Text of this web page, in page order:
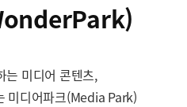
는 미디어 콘텐츠,
미디어파크(Media Park)